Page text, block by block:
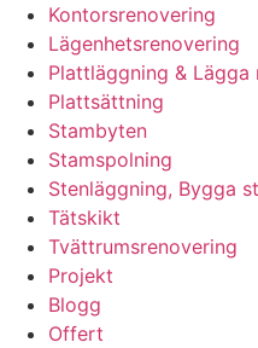
Kontorsrenovering
Lägenhetsrenovering
Plattläggning & Lägga
Plattsättning
Stambyten
Stamspolning
Stenläggning, Bygga
Tätskikt
Tvättrumsrenovering
Projekt
Blogg
Offert